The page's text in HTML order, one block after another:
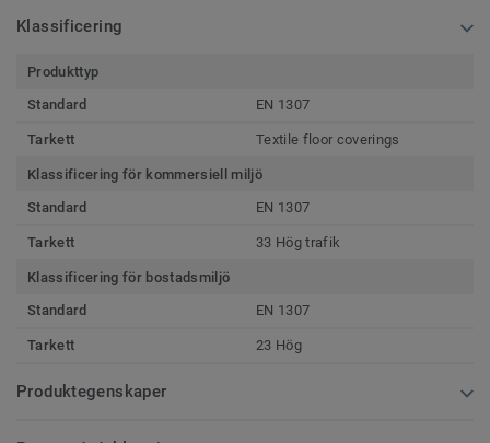
Klassificering
Produkttyp
Standard
EN 1307
Tarkett Textile floor coverings
Klassificering för kommersiell miljö
Standard
EN 1307
Tarkett 33 Hög trafik
Klassificering för bostadsmiljö
Standard
EN 1307
Tarkett 23 Hög
Produktegenskaper